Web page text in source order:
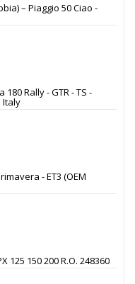
– Piaggio 50 Ciao -
Rally - GTR - TS -
Italy
- ET3 (OEM
125 150 200 R.O. 248360